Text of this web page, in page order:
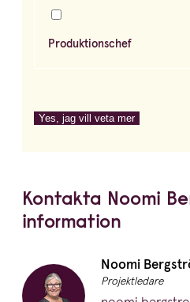
Produktionschef
Yes, jag vill veta mer
Kontakta Noomi
information
Namn:
Noomi
Titel:
Projektledare